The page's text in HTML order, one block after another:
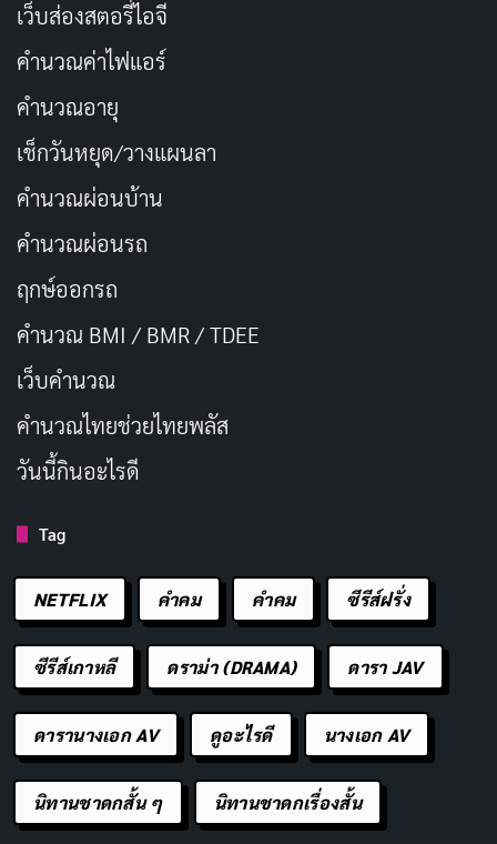
เว็บส่องสตอรี่ไอจี
คำนวณค่าไฟแอร์
คำนวณอายุ
เช็กวันหยุด/วางแผนลา
คำนวณผ่อนบ้าน
คำนวณผ่อนรถ
ฤกษ์ออกรถ
คำนวณ BMI / BMR / TDEE
เว็บคํานวณ
คํานวณไทยช่วยไทยพลัส
วันนี้กินอะไรดี
Tag
NETFLIX คำคม คําคม ซีรีส์ฝรั่ง
ซีรีส์เกาหลี ดราม่า (DRAMA) ดารา JAV
ดารานางเอก AV ดูอะไรดี นางเอก AV
นิทานชาดกสั้น ๆ นิทานชาดกเรื่องสั้น